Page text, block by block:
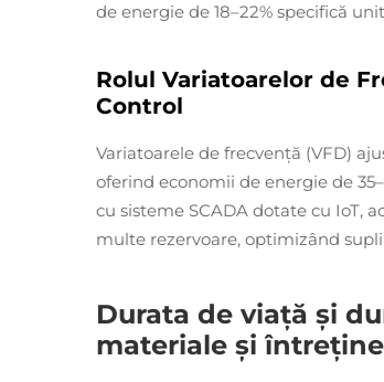
de energie de 18–22% specifică
Rolul Variatoarelor de
Control
Variatoarele de frecvență (VFD)
oferind economii de energie de
cu sisteme SCADA dotate cu IoT,
multe rezervoare, optimizând
Durata de viață și
materiale și